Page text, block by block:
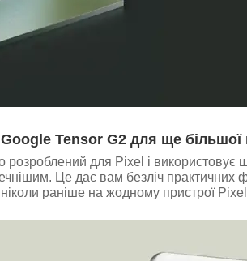
Tensor G2 для ще більшої
для Pixel і використовує
Це дає вам безліч практичних
ніколи раніше на жодному пристрої